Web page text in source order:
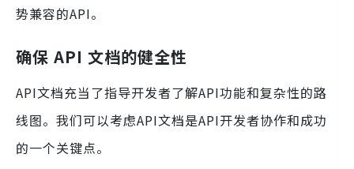
势兼容的API。
确保 API 文档的健全性
API文档充当了指导开发者了解API功能和复杂性的路
线图。我们可以考虑API文档是API开发者协作和成功
的一个关键点。